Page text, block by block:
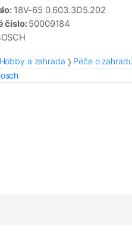
18V-65 0.603.3D5.202
číslo:50009184
Hobby a zahrada Péče o zahradu